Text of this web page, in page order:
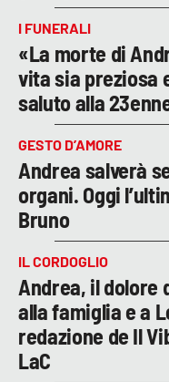
I FUNERALI
«La morte di
vita sia preziosa
saluto alla
GESTO D’AMORE
Andrea salverà
organi. Oggi
Bruno
IL CORDOGLIO
Andrea, il dolore
alla famiglia e a
redazione de Il
LaC